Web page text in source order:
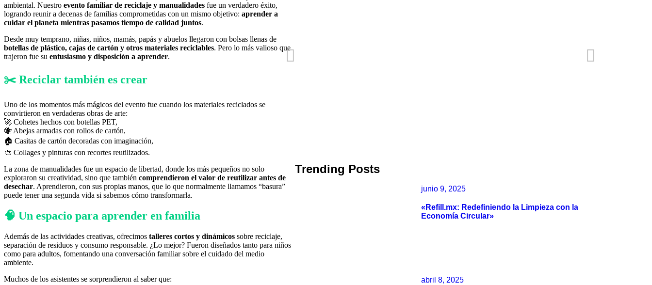
ambiental. Nuestro evento familiar de reciclaje y manualidades fue un verdadero éxito,
logrando reunir a decenas de familias comprometidas con un mismo objetivo: aprender a
cuidar el planeta mientras pasamos tiempo de calidad juntos.
Desde muy temprano, niñas, niños, mamás, papás y abuelos llegaron con bolsas llenas de
botellas de plástico, cajas de cartón y otros materiales reciclables. Pero lo más valioso que
trajeron fue su entusiasmo y disposición a aprender.
✂️ Reciclar también es crear
Uno de los momentos más mágicos del evento fue cuando los materiales reciclados se
convirtieron en verdaderas obras de arte:
🚀 Cohetes hechos con botellas PET,
🐝 Abejas armadas con rollos de cartón,
🏠 Casitas de cartón decoradas con imaginación,
🎨 Collages y pinturas con recortes reutilizados.
La zona de manualidades fue un espacio de libertad, donde los más pequeños no solo
exploraron su creatividad, sino que también comprendieron el valor de reutilizar antes de
desechar. Aprendieron, con sus propias manos, que lo que normalmente llamamos “basura”
puede tener una segunda vida si sabemos cómo transformarla.
🧠 Un espacio para aprender en familia
Además de las actividades creativas, ofrecimos talleres cortos y dinámicos sobre reciclaje,
separación de residuos y consumo responsable. ¿Lo mejor? Fueron diseñados tanto para niños
como para adultos, fomentando una conversación familiar sobre el cuidado del medio
ambiente.
Muchos de los asistentes se sorprendieron al saber que:
Trending Posts
junio 9, 2025
«Refill.mx: Redefiniendo la Limpieza con la
Economía Circular»
abril 8, 2025